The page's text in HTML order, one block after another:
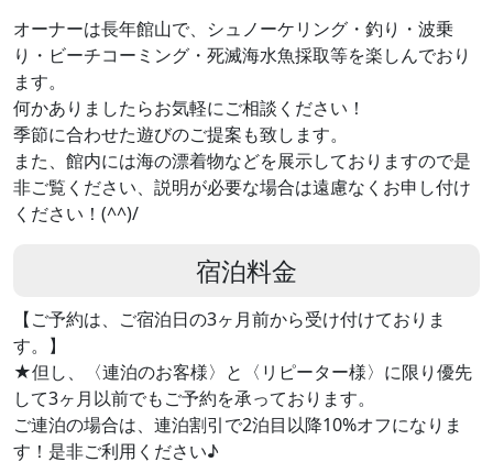
オーナーは長年館山で、シュノーケリング・釣り・波乗
り・ビーチコーミング・死滅海水魚採取等を楽しんでおり
ます。
何かありましたらお気軽にご相談ください！
季節に合わせた遊びのご提案も致します。
また、館内には海の漂着物などを展示しておりますので是
非ご覧ください、説明が必要な場合は遠慮なくお申し付け
ください！(^^)/
宿泊料金
【ご予約は、ご宿泊日の3ヶ月前から受け付けておりま
す。】
★但し、〈連泊のお客様〉と〈リピーター様〉に限り優先
して3ヶ月以前でもご予約を承っております。
ご連泊の場合は、連泊割引で2泊目以降10%オフになりま
す！是非ご利用ください♪